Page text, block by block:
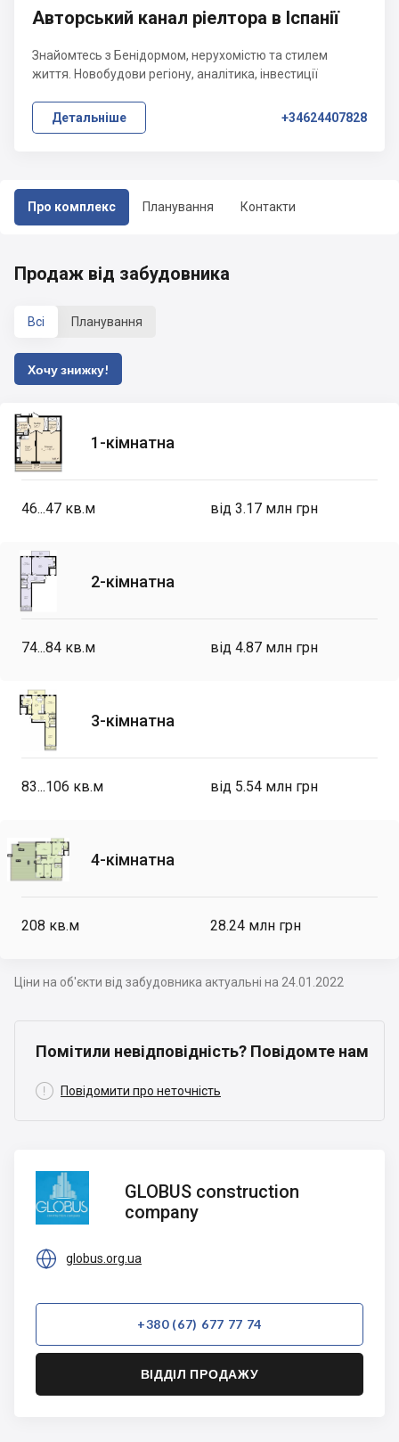
Про комплекс Планування Контакти
Авторський канал ріелтора в Іспанії
Знайомтесь з Бенідормом, нерухомістю та стилем
життя. Новобудови регіону, аналітика, інвестиції
Детальніше +34624407828
Продаж від забудовника
Всі Планування
Хочу знижку!
1-кімнатна
46...47 кв.м від 3.17 млн грн
2-кімнатна
74...84 кв.м від 4.87 млн грн
3-кімнатна
83...106 кв.м від 5.54 млн грн
4-кімнатна
208 кв.м 28.24 млн грн
Ціни на об'єкти від забудовника актуальні на 24.01.2022
Помітили невідповідність? Повідомте нам
 Повідомити про неточність
GLOBUS
construction
company
GLOBUS construction
company
 globus.org.ua
+380 (67) 677 77 74
ВІДДІЛ ПРОДАЖУ